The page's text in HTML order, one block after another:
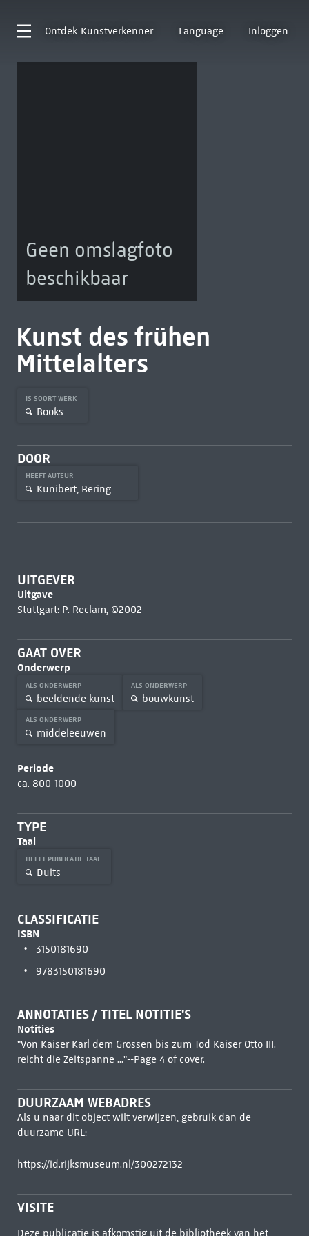
Ontdek Kunstverkenner Language Inloggen
Geen omslagfoto
beschikbaar
Kunst des frühen
Mittelalters
IS SOORT WERK
Books
DOOR
HEEFT AUTEUR
Kunibert, Bering
UITGEVER
Uitgave
Stuttgart: P. Reclam, ©2002
GAAT OVER
Onderwerp
ALS ONDERWERP
beeldende kunst
ALS ONDERWERP
bouwkunst
ALS ONDERWERP
middeleeuwen
Periode
ca. 800-1000
TYPE
Taal
HEEFT PUBLICATIE TAAL
Duits
CLASSIFICATIE
ISBN
3150181690
9783150181690
ANNOTATIES / TITEL NOTITIE'S
Notities
"Von Kaiser Karl dem Grossen bis zum Tod Kaiser Otto III.
reicht die Zeitspanne ..."--Page 4 of cover.
DUURZAAM WEBADRES
Als u naar dit object wilt verwijzen, gebruik dan de
duurzame URL:
https://id.rijksmuseum.nl/300272132
VISITE
Deze publicatie is afkomstig uit de bibliotheek van het